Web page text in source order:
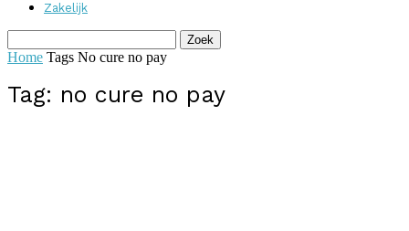
Zakelijk
Home Tags No cure no pay
Tag: no cure no pay